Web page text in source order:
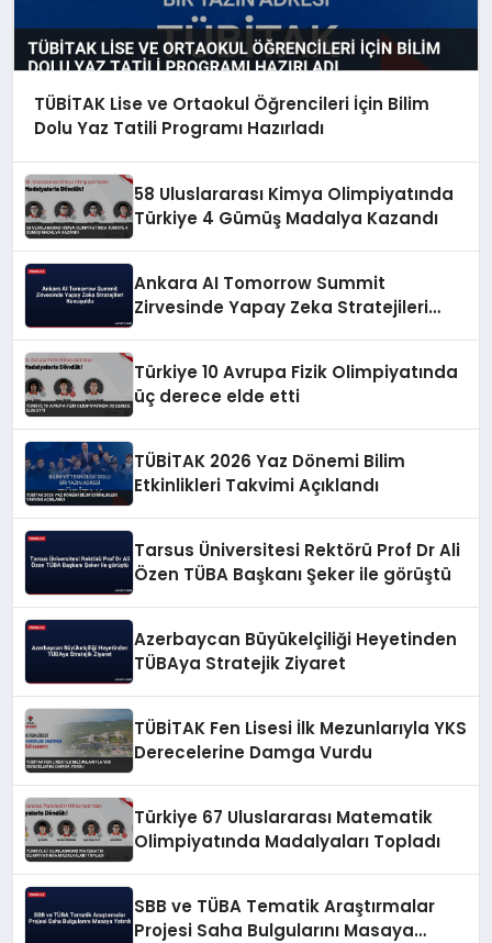
TÜBİTAK Lise ve Ortaokul Öğrencileri İçin Bilim
Dolu Yaz Tatili Programı Hazırladı
58 Uluslararası Kimya Olimpiyatında
Türkiye 4 Gümüş Madalya Kazandı
Ankara AI Tomorrow Summit
Zirvesinde Yapay Zeka Stratejileri
Türkiye 10 Avrupa Fizik Olimpiyatında
üç derece elde etti
TÜBİTAK 2026 Yaz Dönemi Bilim
Etkinlikleri Takvimi Açıklandı
Tarsus Üniversitesi Rektörü Prof Dr Ali
Özen TÜBA Başkanı Şeker ile görüştü
Azerbaycan Büyükelçiliği Heyetinden
TÜBAya Stratejik Ziyaret
TÜBİTAK Fen Lisesi İlk Mezunlarıyla YKS
Derecelerine Damga Vurdu
Türkiye 67 Uluslararası Matematik
Olimpiyatında Madalyaları Topladı
SBB ve TÜBA Tematik Araştırmalar
Projesi Saha Bulgularını Masaya